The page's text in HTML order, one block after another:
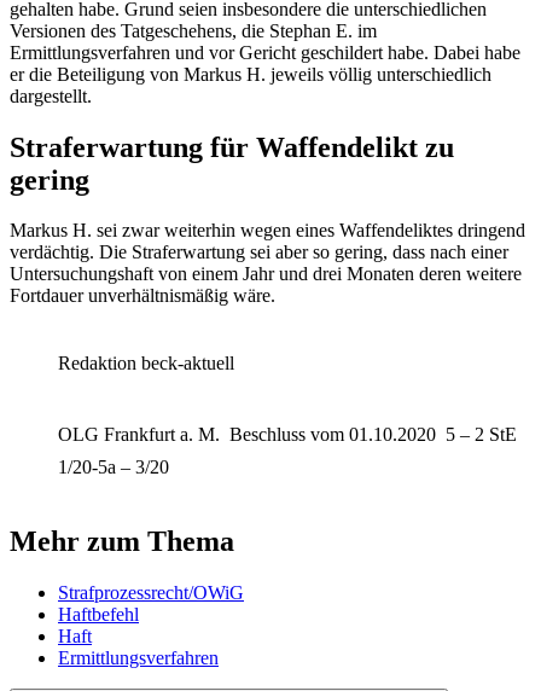
gehalten habe. Grund seien insbesondere die unterschiedlichen
Versionen des Tatgeschehens, die Stephan E. im
Ermittlungsverfahren und vor Gericht geschildert habe. Dabei habe
er die Beteiligung von Markus H. jeweils völlig unterschiedlich
dargestellt.
Straferwartung für Waffendelikt zu
gering
Markus H. sei zwar weiterhin wegen eines Waffendeliktes dringend
verdächtig. Die Straferwartung sei aber so gering, dass nach einer
Untersuchungshaft von einem Jahr und drei Monaten deren weitere
Fortdauer unverhältnismäßig wäre.
Redaktion beck-aktuell
OLG Frankfurt a. M. Beschluss vom 01.10.2020 5 – 2 StE
1/20-5a – 3/20
Mehr zum Thema
Strafprozessrecht/OWiG
Haftbefehl
Haft
Ermittlungsverfahren